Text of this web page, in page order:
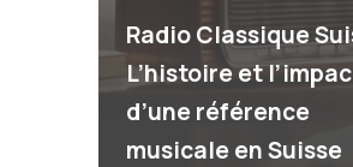
Radio Classique
L’histoire et
d’une référence
musicale en Suisse